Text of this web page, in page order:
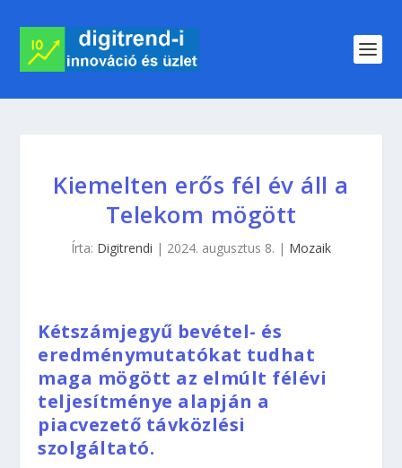
Kiemelten erős fél év áll a
Telekom mögött
Írta: Digitrendi | 2024. augusztus 8. | Mozaik
Kétszámjegyű bevétel- és
eredménymutatókat tudhat
maga mögött az elmúlt félévi
teljesítménye alapján a
piacvezető távközlési
szolgáltató.